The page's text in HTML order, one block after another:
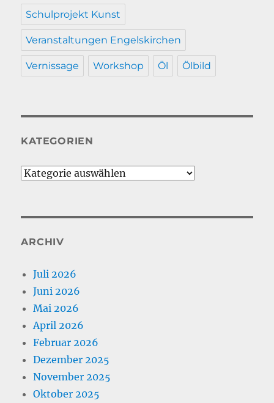
Schulprojekt Kunst
Veranstaltungen Engelskirchen
Vernissage Workshop Öl Ölbild
KATEGORIEN
Kategorien
ARCHIV
Juli 2026
Juni 2026
Mai 2026
April 2026
Februar 2026
Dezember 2025
November 2025
Oktober 2025